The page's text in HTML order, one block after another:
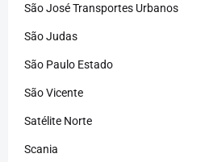
São José Transportes Urbanos
São Judas
São Paulo Estado
São Vicente
Satélite Norte
Scania